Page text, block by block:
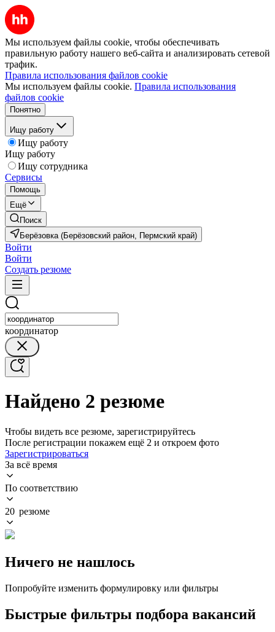
Мы используем файлы cookie, чтобы обеспечивать
правильную работу нашего веб-сайта и анализировать сетевой
трафик.
Правила использования файлов cookie
Мы используем файлы cookie. Правила использования
файлов cookie
Понятно
Ищу работу
Ищу работу
Ищу работу
Ищу сотрудника
Сервисы
Помощь
Ещё
Поиск
Берёзовка (Берёзовский район, Пермский край)
Войти
Войти
Создать резюме
координатор
Найдено 2 резюме
Чтобы видеть все резюме, зарегистрируйтесь
После регистрации покажем ещё 2 и откроем фото
Зарегистрироваться
За всё время
По соответствию
20 резюме
Ничего не нашлось
Попробуйте изменить формулировку или фильтры
Быстрые фильтры подбора вакансий